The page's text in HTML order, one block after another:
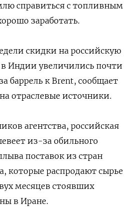
справиться с топливным
заработать.
скидки на российскую
Индии увеличились почти
баррель к Brent, сообщает
отраслевые источники.
агентства, российская
из-за обильного
поставок из стран
которые распродают сырье
месяцев стоявших
в Иране.